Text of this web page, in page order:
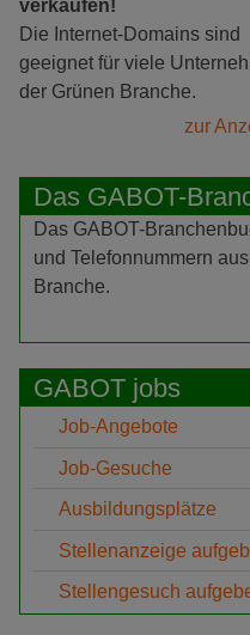
verkaufen!
Die Internet-Domains sind
geeignet für viele
der Grünen Branche.
zur
Das GABOT-
Das GABOT-
und Telefonnummern
Branche.
GABOT jobs
Job-Angebote
Job-Gesuche
Ausbildungsplätze
Stellenanzeige
Stellengesuch